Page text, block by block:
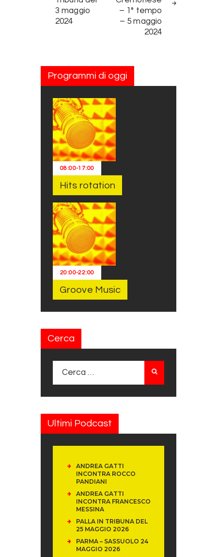
3 maggio
2024
– 1° tempo
– 5 maggio
2024
Programmi di oggi
08:00-17:00
Hits rotation
20:00-22:00
Groove Music
Cerca
Ultimi Podcast
ANDREA GATTI
INCONTRA ROCCO
PANDIANI
ANDREA GATTI
INCONTRA FRANCESCO
MESSINA
PALLA IN TRIBUNA DEL
25 MAGGIO 2026
PARMA – SASSUOLO 24
MAGGIO 2026